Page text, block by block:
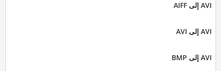
AVI إلى AIFF
AVI إلى AVI
AVI إلى BMP